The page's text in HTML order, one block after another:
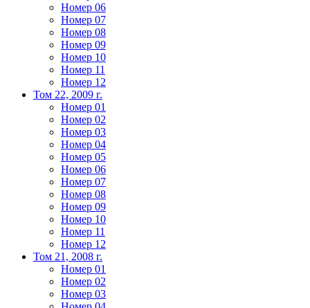
Номер 06
Номер 07
Номер 08
Номер 09
Номер 10
Номер 11
Номер 12
Том 22, 2009 г.
Номер 01
Номер 02
Номер 03
Номер 04
Номер 05
Номер 06
Номер 07
Номер 08
Номер 09
Номер 10
Номер 11
Номер 12
Том 21, 2008 г.
Номер 01
Номер 02
Номер 03